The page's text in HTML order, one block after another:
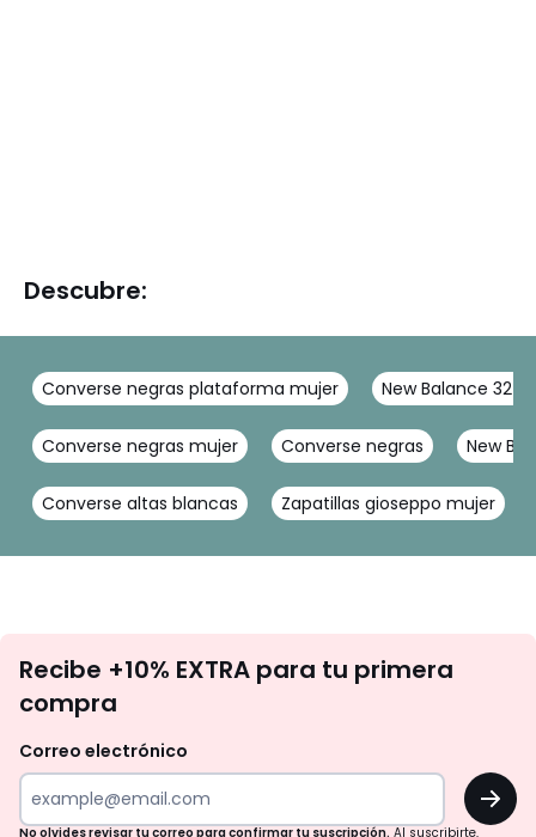
Descubre:
Converse negras plataforma mujer New Balance 327
Converse negras mujer Converse negras New
Converse altas blancas Zapatillas gioseppo mujer
te
tu
Recibe +10% EXTRA para tu primera
compra
Correo electrónico
OK
No olvides revisar tu correo para confirmar tu suscripción. Al suscribirte,